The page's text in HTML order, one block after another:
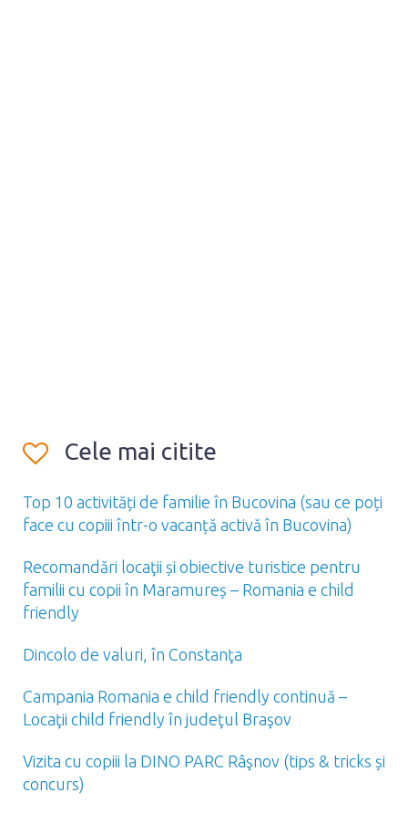
Cele mai citite
Top 10 activități de familie în Bucovina (sau ce poți
face cu copiii într-o vacanță activă în Bucovina)
Recomandări locaţii și obiective turistice pentru
familii cu copii în Maramureș – Romania e child
friendly
Dincolo de valuri, în Constanţa
Campania Romania e child friendly continuă –
Locaţii child friendly în judeţul Braşov
Vizita cu copiii la DINO PARC Râşnov (tips & tricks și
concurs)